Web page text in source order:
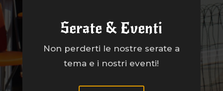
Serate & Eventi
Non perderti le nostre serate a
tema e i nostri eventi!